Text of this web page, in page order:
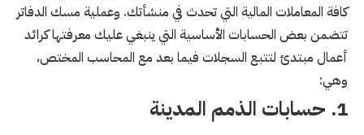
كافة المعاملات المالية التي تحدث في منشأتك. وعملية مسك الدفاتر
تتضمن بعض الحسابات الأساسية التي ينبغي عليك معرفتها كرائد
أعمال مبتدئ لتتبع السجلات فيما بعد مع المحاسب المختص،
وهي:
1. حسابات الذمم المدينة